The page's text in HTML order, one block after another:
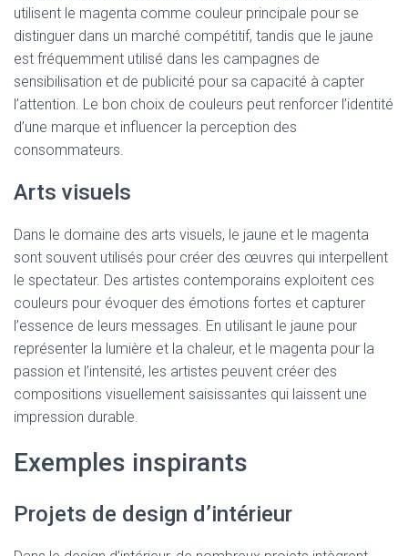
utilisent le magenta comme couleur principale pour se
distinguer dans un marché compétitif, tandis que le jaune
est fréquemment utilisé dans les campagnes de
sensibilisation et de publicité pour sa capacité à capter
l’attention. Le bon choix de couleurs peut renforcer l’identité
d’une marque et influencer la perception des
consommateurs.
Arts visuels
Dans le domaine des arts visuels, le jaune et le magenta
sont souvent utilisés pour créer des œuvres qui interpellent
le spectateur. Des artistes contemporains exploitent ces
couleurs pour évoquer des émotions fortes et capturer
l’essence de leurs messages. En utilisant le jaune pour
représenter la lumière et la chaleur, et le magenta pour la
passion et l’intensité, les artistes peuvent créer des
compositions visuellement saisissantes qui laissent une
impression durable.
Exemples inspirants
Projets de design d’intérieur